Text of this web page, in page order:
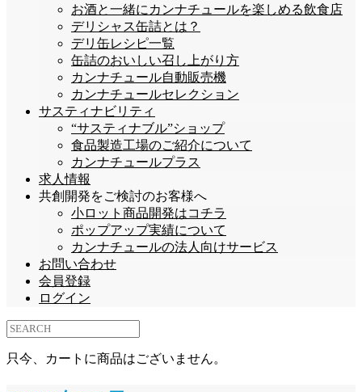
お酒と一緒にカンナチュールを楽しめる飲食店
デリシャス缶詰とは？
デリ缶レシピ一覧
缶詰のおいしい召し上がり方
カンナチュール自動販売機
カンナチュールセレクション
サスティナビリティ
“サスティナブル”ショップ
食品製造工場のご紹介について
カンナチュールプラス
求人情報
共創開発をご検討のお客様へ
小ロット商品開発はコチラ
ポップアップ実績について
カンナチュールの法人向けサービス
お問い合わせ
会員登録
ログイン
只今、カートに商品はございません。